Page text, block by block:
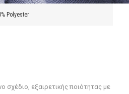
Polyester
εξαιρετικής ποιότητας με